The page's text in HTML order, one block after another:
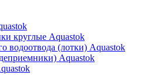
круглые Aquastok
водоотвода (лотки) Aquastok
Aquastok